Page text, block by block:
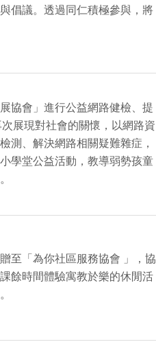
倡議。透過同仁積極參與，將
協會」進行公益網路健檢、提
展現對社會的關懷，以網路資
測、解決網路相關疑難雜症，
學堂公益活動，教導弱勢孩童
至「為你社區服務協會 」，協
餘時間體驗寓教於樂的休閒活